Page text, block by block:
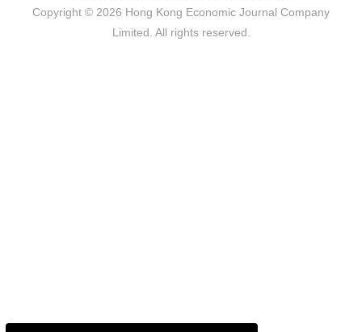
Copyright © 2026 Hong Kong Economic Journal Company
Limited. All rights reserved.